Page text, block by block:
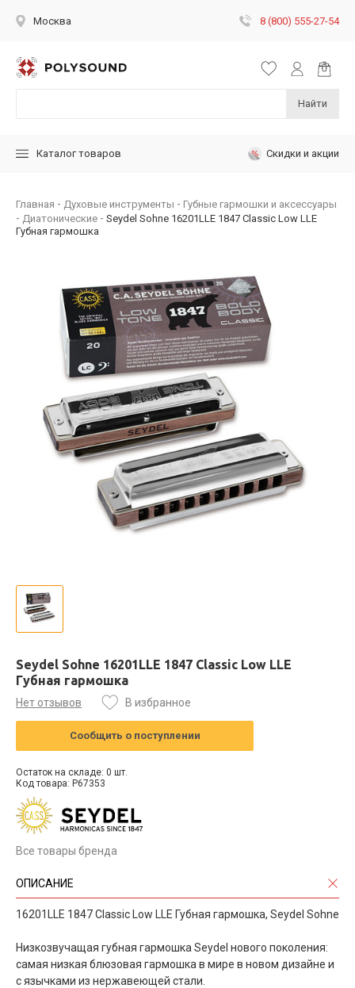
Москва 8 (800) 555-27-54
Найти
Каталог товаров Скидки и акции
Главная Духовые инструменты
Губные гармошки и аксессуары
Диатонические
Seydel Sohne 16201LLE 1847 Classic Low LLE
Губная гармошка
Seydel Sohne 16201LLE 1847 Classic Low LLE
Губная гармошка
Нет отзывов В избранное
Сообщить о поступлении
Остаток на складе: 0 шт.
Код товара: P67353
Все товары бренда
ОПИСАНИЕ
16201LLE 1847 Classic Low LLE Губная гармошка, Seydel Sohne
Низкозвучащая губная гармошка Seydel нового поколения:
самая низкая блюзовая гармошка в мире в новом дизайне и
с язычками из нержавеющей стали.